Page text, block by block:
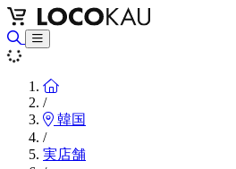
Home
/
韓国
/
実店舗